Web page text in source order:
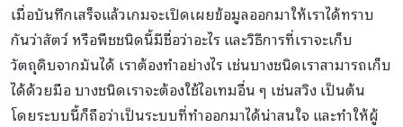
เมื่อบันทึกเสร็จแล้วเกมจะเปิดเผยข้อมูลออกมาให้เราได้ทราบ
กันว่าสัตว์ หรือพืชชนิดนี้มีชื่อว่าอะไร และวิธีการที่เราจะเก็บ
วัตถุดิบจากมันได้ เราต้องทำอย่างไร เช่นบางชนิดเราสามารถเก็บ
ได้ด้วยมือ บางชนิดเราจะต้องใช้ไอเทมอื่น ๆ เช่นสวิง เป็นต้น
โดยระบบนี้ก็ถือว่าเป็นระบบที่ทำออกมาได้น่าสนใจ และทำให้ผู้